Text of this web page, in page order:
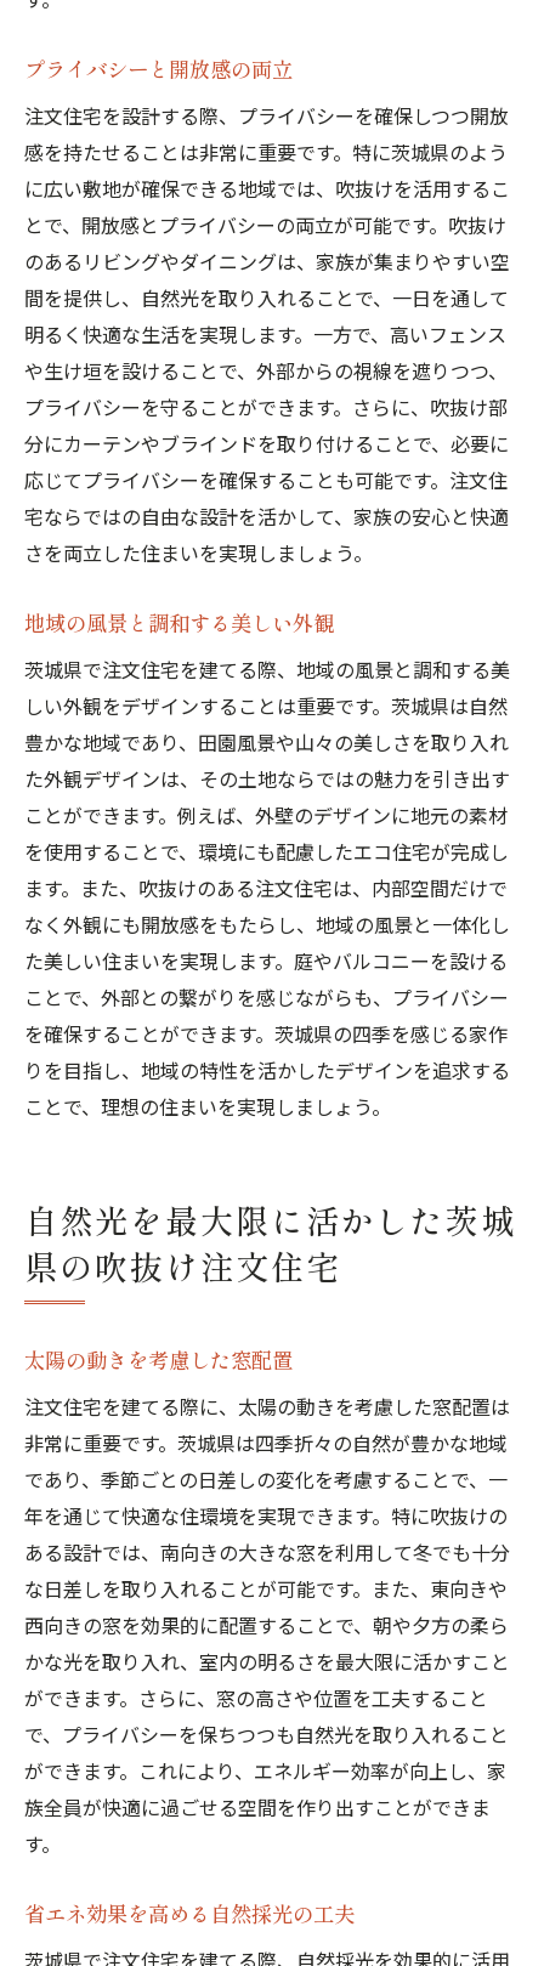
プライバシーと開放感の両立
注文住宅を設計する際、プライバシーを確保しつつ開放
感を持たせることは非常に重要です。特に茨城県のよう
に広い敷地が確保できる地域では、吹抜けを活用するこ
とで、開放感とプライバシーの両立が可能です。吹抜け
のあるリビングやダイニングは、家族が集まりやすい空
間を提供し、自然光を取り入れることで、一日を通して
明るく快適な生活を実現します。一方で、高いフェンス
や生け垣を設けることで、外部からの視線を遮りつつ、
プライバシーを守ることができます。さらに、吹抜け部
分にカーテンやブラインドを取り付けることで、必要に
応じてプライバシーを確保することも可能です。注文住
宅ならではの自由な設計を活かして、家族の安心と快適
さを両立した住まいを実現しましょう。
地域の風景と調和する美しい外観
茨城県で注文住宅を建てる際、地域の風景と調和する美
しい外観をデザインすることは重要です。茨城県は自然
豊かな地域であり、田園風景や山々の美しさを取り入れ
た外観デザインは、その土地ならではの魅力を引き出す
ことができます。例えば、外壁のデザインに地元の素材
を使用することで、環境にも配慮したエコ住宅が完成し
ます。また、吹抜けのある注文住宅は、内部空間だけで
なく外観にも開放感をもたらし、地域の風景と一体化し
た美しい住まいを実現します。庭やバルコニーを設ける
ことで、外部との繋がりを感じながらも、プライバシー
を確保することができます。茨城県の四季を感じる家作
りを目指し、地域の特性を活かしたデザインを追求する
ことで、理想の住まいを実現しましょう。
自然光を最大限に活かした茨城
県の吹抜け注文住宅
太陽の動きを考慮した窓配置
注文住宅を建てる際に、太陽の動きを考慮した窓配置は
非常に重要です。茨城県は四季折々の自然が豊かな地域
であり、季節ごとの日差しの変化を考慮することで、一
年を通じて快適な住環境を実現できます。特に吹抜けの
ある設計では、南向きの大きな窓を利用して冬でも十分
な日差しを取り入れることが可能です。また、東向きや
西向きの窓を効果的に配置することで、朝や夕方の柔ら
かな光を取り入れ、室内の明るさを最大限に活かすこと
ができます。さらに、窓の高さや位置を工夫すること
で、プライバシーを保ちつつも自然光を取り入れること
ができます。これにより、エネルギー効率が向上し、家
族全員が快適に過ごせる空間を作り出すことができま
す。
省エネ効果を高める自然採光の工夫
茨城県で注文住宅を建てる際、自然採光を効果的に活用